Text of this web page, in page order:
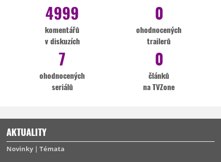
4999
komentářů
v diskuzích
0
ohodnocených
trailerů
7
ohodnocených
seriálů
0
článků
na TVZone
AKTUALITY
Novinky Témata